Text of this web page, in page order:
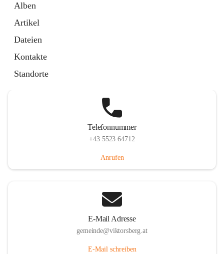
Alben
Artikel
Dateien
Kontakte
Standorte
Telefonnummer
+43 5523 64712
Anrufen
E-Mail Adresse
gemeinde@viktorsberg.at
E-Mail schreiben